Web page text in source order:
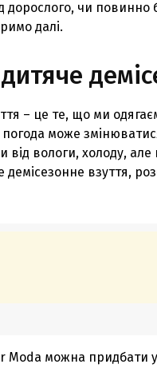
дорослого, чи
далі.
– це те, що ми
погода може
від вологи, холоду,
взуття,
Moda можна придбати